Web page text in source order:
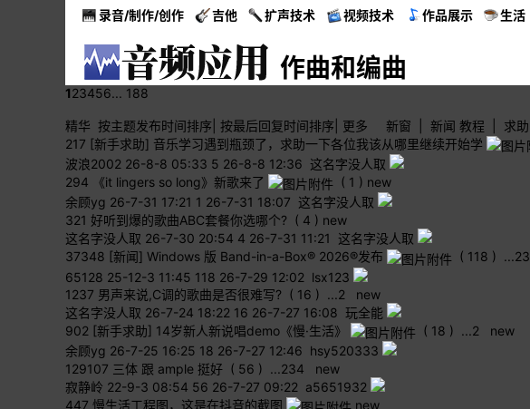
录音/制作/创作 吉他 扩声技术 视频技术 作品展示 生活
作曲和编曲
123456... 188
精华 按主题发布时间排序 按最后回复时间排序 更多 新窗 新闻 教程 求助
217 [新手求助] 音乐学习遇到瓶颈了，求助一下各位我该从哪里继续开始学
波浪2002 26-8-8 05:33 5 26-8-8 12:36 这名字没人取
294
《it lingers so long》新歌来了 ( 1 ) new
余顾yg 26-7-31 17:21 1 26-7-31 18:07 这名字没人取
321 好听到爆的歌曲ABC套餐你选哪个? ( 4 ) new
这名字没人取 26-7-30 20:54 4 26-7-31 11:21 这名字没人取
37348 [新闻] Windows 版 Band-in-a-Box® 2026®发布 ( 118 ) ...23
65128 25-12-3 11:45 118 26-7-29 12:02 lsx123
1237 男声来说,C调的歌曲是否很难写? ( 16 ) ...2
new
这名字没人取 26-7-24 18:22 16 26-7-27 16:08 玩全能
902 [新手求助] 14岁新人新说唱demo《慢·生活》 ( 18 ) ...2
new
余顾yg 26-7-25 16:25 18 26-7-27 12:46 hsy520333
129107 三体 跟 ample 挺好 ( 56 ) ...234
new
寂静岭 22-9-3 08:54 56 26-7-27 09:22 a5651932
447 慢生活工程图，这是在抖音的截图
new